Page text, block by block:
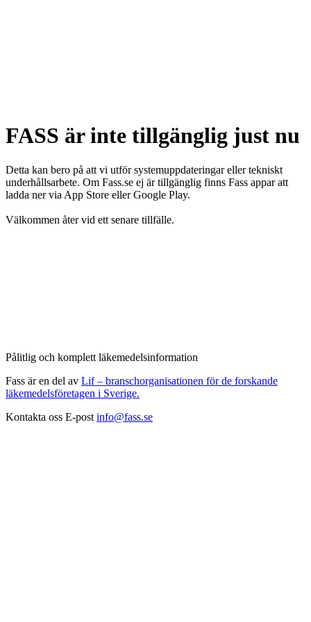
FASS är inte tillgänglig just nu
Detta kan bero på att vi utför systemuppdateringar eller tekniskt
underhållsarbete. Om Fass.se ej är tillgänglig finns Fass appar att
ladda ner via App Store eller Google Play.
Välkommen åter vid ett senare tillfälle.
Pålitlig och komplett läkemedelsinformation
Fass är en del av Lif – branschorganisationen för de forskande
läkemedelsföretagen i Sverige.
Kontakta oss E-post info@fass.se